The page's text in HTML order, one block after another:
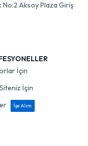
No:2 Aksoy Plaza Giriş
İçin
İçin
İşe Alım